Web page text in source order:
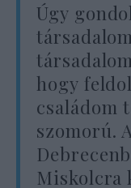
Úgy
hogy
családom
szomorú.
Miskolcra